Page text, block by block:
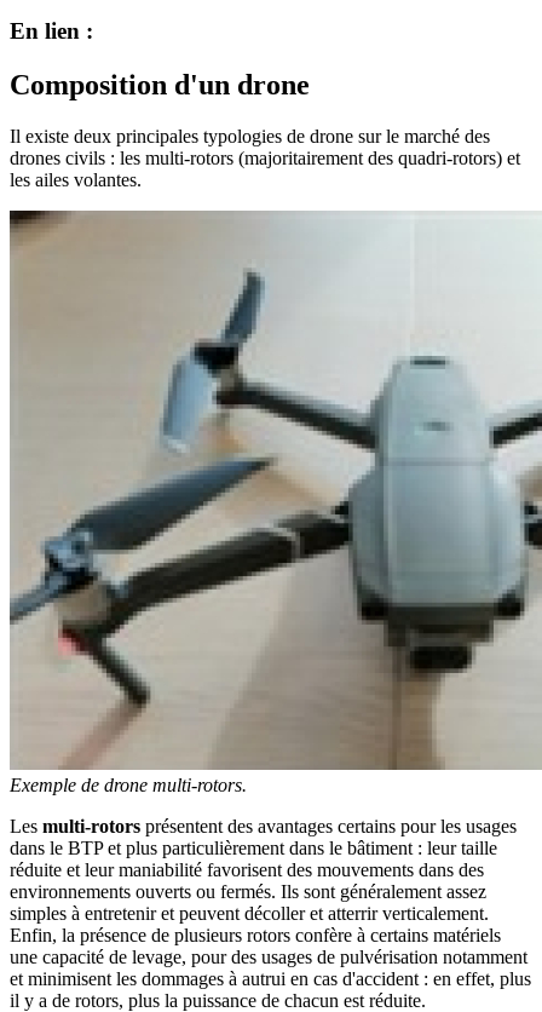
En lien :
Composition d'un drone
Il existe deux principales typologies de drone sur le marché des
drones civils : les multi-rotors (majoritairement des quadri-rotors) et
les ailes volantes.
Exemple de drone multi-rotors.
Les multi-rotors présentent des avantages certains pour les usages
dans le BTP et plus particulièrement dans le bâtiment : leur taille
réduite et leur maniabilité favorisent des mouvements dans des
environnements ouverts ou fermés. Ils sont généralement assez
simples à entretenir et peuvent décoller et atterrir verticalement.
Enfin, la présence de plusieurs rotors confère à certains matériels
une capacité de levage, pour des usages de pulvérisation notamment
et minimisent les dommages à autrui en cas d'accident : en effet, plus
il y a de rotors, plus la puissance de chacun est réduite.